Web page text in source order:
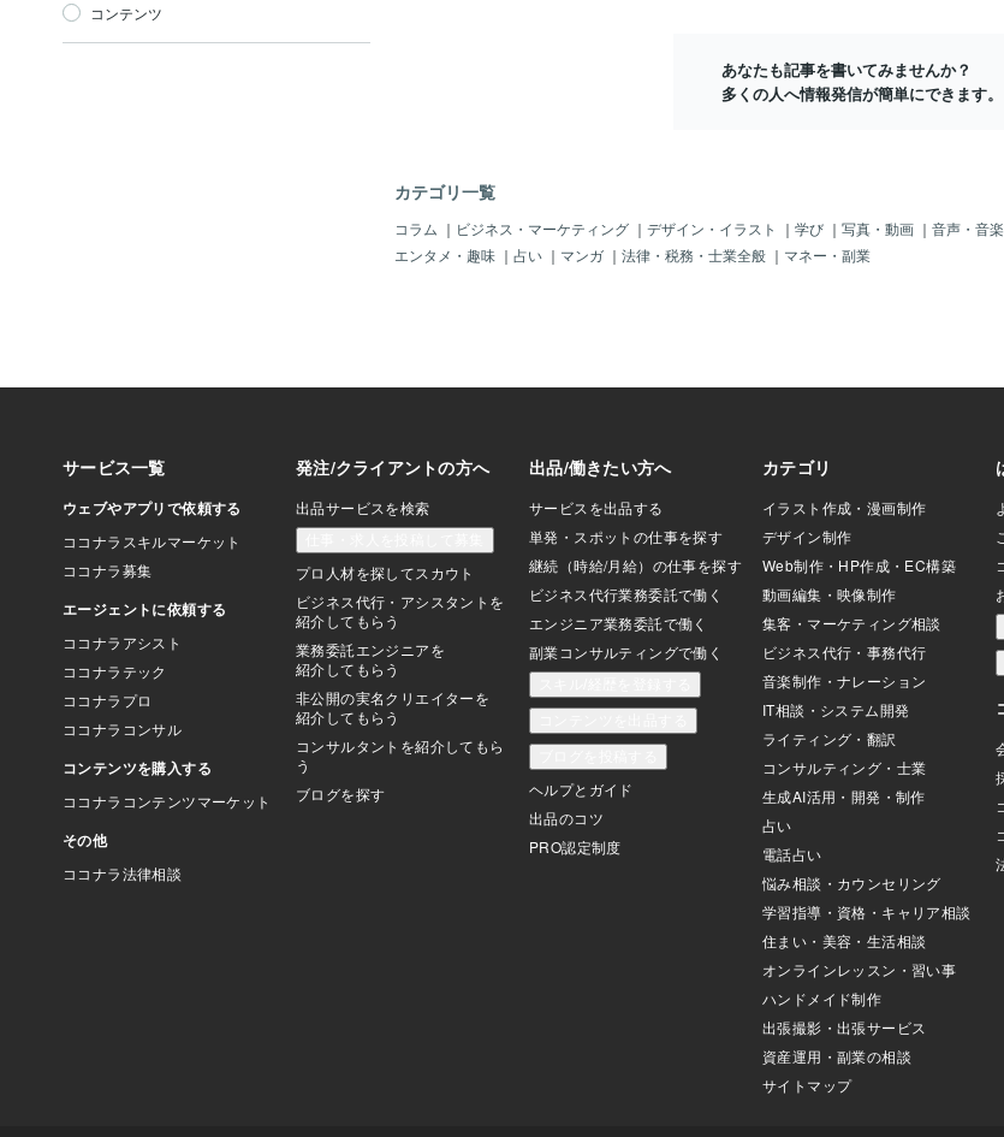
コンテンツ
あなたも記事を書いてみませんか？
多くの人へ情報発信が簡単にできます。
カテゴリ一覧
コラム ｜ ビジネス・マーケティング ｜ デザイン・イラスト ｜ 学び ｜ 写真・動画 ｜ 音声・音楽
エンタメ・趣味 ｜ 占い ｜ マンガ ｜ 法律・税務・士業全般 ｜ マネー・副業